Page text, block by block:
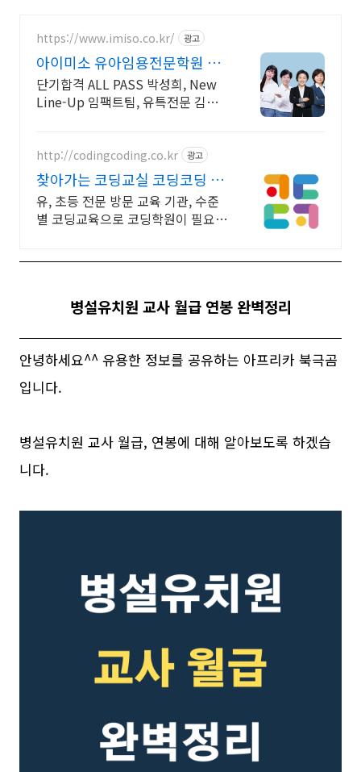
https://www.imiso.co.kr/ 광고
아이미소 유아임용전문학원 합
격을 위한 하반기 패키지
단기합격 ALL PASS 박성희, New
Line-Up 임팩트팀, 유특전문 김지
http://codingcoding.co.kr 광고
찾아가는 코딩교실 코딩코딩 유
아코딩 시대, 유아맞춤교육
유, 초등 전문 방문 교육 기관, 수준
별 코딩교육으로 코딩학원이 필요없
병설유치원 교사 월급 연봉 완벽정리
안녕하세요^^ 유용한 정보를 공유하는 아프리카 북극곰
입니다.
병설유치원 교사 월급, 연봉에 대해 알아보도록 하겠습
니다.